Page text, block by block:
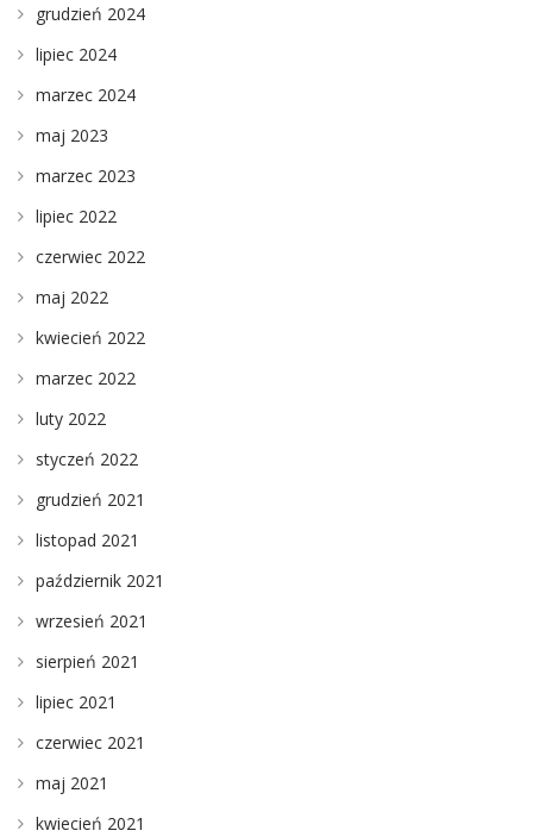
grudzień 2024
lipiec 2024
marzec 2024
maj 2023
marzec 2023
lipiec 2022
czerwiec 2022
maj 2022
kwiecień 2022
marzec 2022
luty 2022
styczeń 2022
grudzień 2021
listopad 2021
październik 2021
wrzesień 2021
sierpień 2021
lipiec 2021
czerwiec 2021
maj 2021
kwiecień 2021